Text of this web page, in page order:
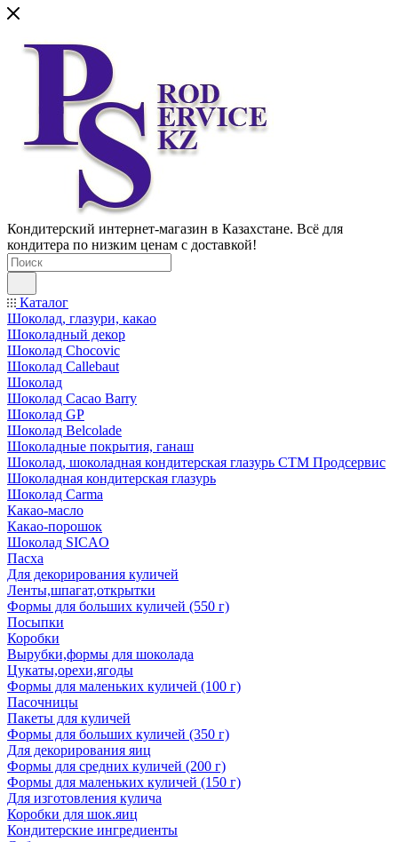
Кондитерский интернет-магазин в Казахстане. Всё для
кондитера по низким ценам с доставкой!
Каталог
Шоколад, глазури, какао
Шоколадный декор
Шоколад Chocovic
Шоколад Callebaut
Шоколад
Шоколад Cacao Barry
Шоколад GP
Шоколад Belcolade
Шоколадные покрытия, ганаш
Шоколад, шоколадная кондитерская глазурь СТМ Продсервис
Шоколадная кондитерская глазурь
Шоколад Carma
Какао-масло
Какао-порошок
Шоколад SICAO
Пасха
Для декорирования куличей
Ленты,шпагат,открытки
Формы для больших куличей (550 г)
Посыпки
Коробки
Вырубки,формы для шоколада
Цукаты,орехи,ягоды
Формы для маленьких куличей (100 г)
Пасочницы
Пакеты для куличей
Формы для больших куличей (350 г)
Для декорирования яиц
Формы для средних куличей (200 г)
Формы для маленьких куличей (150 г)
Для изготовления кулича
Коробки для шок.яиц
Кондитерские ингредиенты